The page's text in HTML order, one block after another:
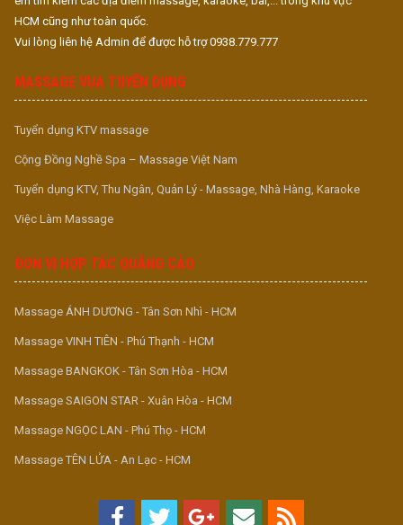
HCM cũng như toàn quốc.
Vui lòng liên hệ Admin để được hỗ trợ 0938.779.777
MASSAGE VUA TUYỂN DỤNG
Tuyển dụng KTV massage
Cộng Đồng Nghề Spa – Massage Việt Nam
Tuyển dụng KTV, Thu Ngân, Quản Lý - Massage, Nhà Hàng, Karaoke
Việc Làm Massage
ĐƠN VỊ HỢP TÁC QUẢNG CÁO
Massage ÁNH DƯƠNG - Tân Sơn Nhì - HCM
Massage VINH TIÊN - Phú Thạnh - HCM
Massage BANGKOK - Tân Sơn Hòa - HCM
Massage SAIGON STAR - Xuân Hòa - HCM
Massage NGỌC LAN - Phú Thọ - HCM
Massage TÊN LỬA - An Lạc - HCM